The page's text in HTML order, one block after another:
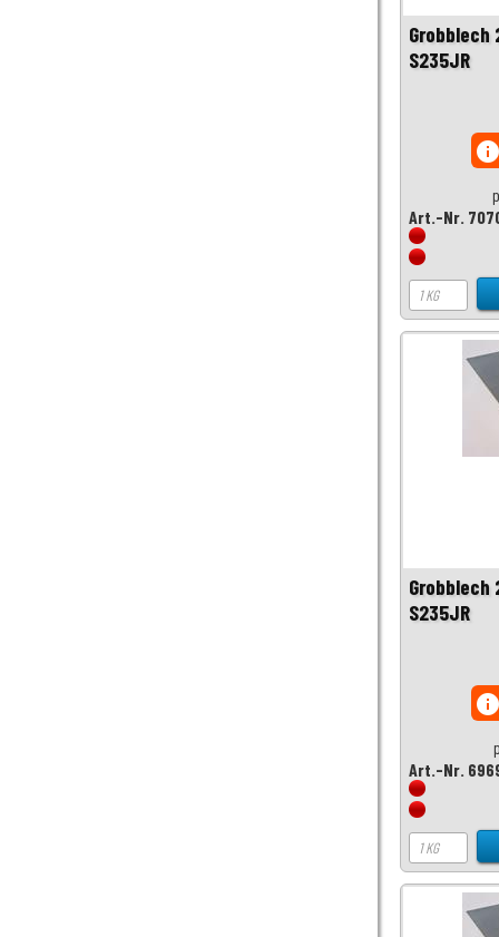
Grobblech
S235JR
Art.-Nr.
Grobblech
S235JR
Art.-Nr.